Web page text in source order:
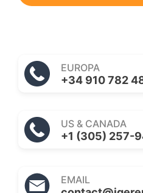
EUROPA
+34 910 782
US & CANADA
+1 (305) 257-
EMAIL